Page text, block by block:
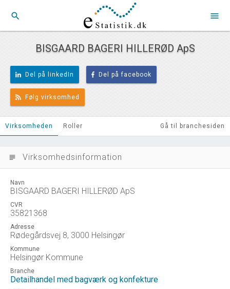
search menu
BISGAARD BAGERI HILLERØD ApS
Del på linkedIn Del på facebook
Følg virksomhed
Virksomheden Roller Gå til branchesiden
subject Virksomhedsinformation
Navn
BISGAARD BAGERI HILLERØD ApS
CVR
35821368
Adresse
Rødegårdsvej 8, 3000 Helsingør
Kommune
Helsingør Kommune
Branche
Detailhandel med bagværk og konfekture